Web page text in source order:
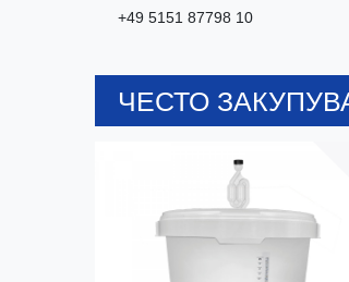
+49 5151 87798 10
ЧЕСТО